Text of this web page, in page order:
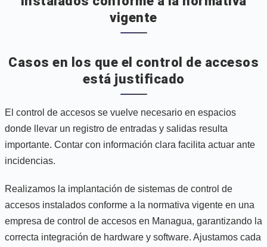
vigente
Casos en los que el control de accesos
está justificado
El control de accesos se vuelve necesario en espacios
donde llevar un registro de entradas y salidas resulta
importante. Contar con información clara facilita actuar ante
incidencias.
Realizamos la implantación de sistemas de control de
accesos instalados conforme a la normativa vigente en una
empresa de control de accesos en Managua, garantizando la
correcta integración de hardware y software. Ajustamos cada